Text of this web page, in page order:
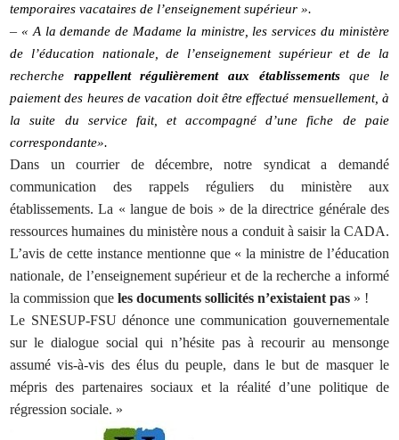
temporaires vacataires de l’enseignement supérieur ».
–« A la demande de Madame la ministre, les services du ministère
de l’éducation nationale, de l’enseignement supérieur et de la
recherche rappellent régulièrement aux établissementsque le
paiement des heures de vacation doit être effectué mensuellement, à
la suite du service fait, et accompagné d’une fiche de paie
correspondante».
Dans un courrier de décembre, notre syndicat a demandé
communication des rappels réguliers du ministère aux
établissements. La « langue de bois » de la directrice générale des
ressources humaines du ministère nous a conduit à saisir la CADA.
L’avis de cette instance mentionne que « la ministre de l’éducation
nationale, de l’enseignement supérieur et de la recherche a informé
la commission queles documents sollicités n’existaient pas » !
Le SNESUP-FSU dénonce une communication gouvernementale
sur le dialogue social qui n’hésite pas à recourir au mensonge
assumé vis-à-vis des élus du peuple, dans le but de masquer le
mépris des partenaires sociaux et la réalité d’une politique de
régression sociale. »